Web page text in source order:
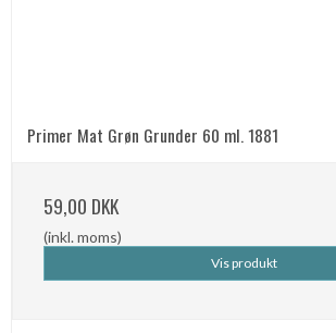
Primer Mat Grøn Grunder 60 ml. 1881
59,00 DKK
(inkl. moms)
Vis produkt